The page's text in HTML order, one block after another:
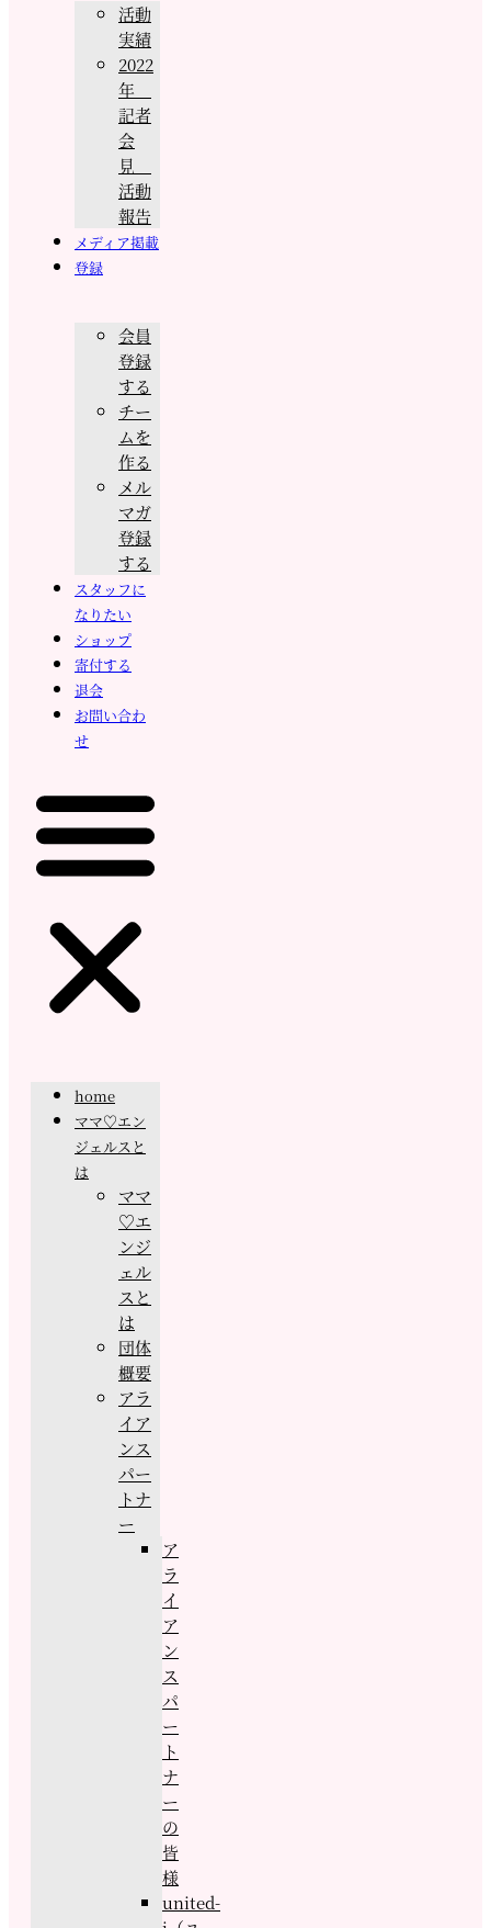
活動
実績
2022
年
記者
会
見
活動
報告
メディア掲載
登録
会員
登録
する
チー
ムを
作る
メル
マガ
登録
する
スタッフに
なりたい
ショップ
寄付する
退会
お問い合わ
せ
home
ママ♡エン
ジェルスと
は
ママ
♡エ
ンジ
ェル
スと
は
団体
概要
アラ
イア
ンス
パー
トナ
ー
ア
ラ
イ
ア
ン
ス
パ
ー
ト
ナ
ー
の
皆
様
united-